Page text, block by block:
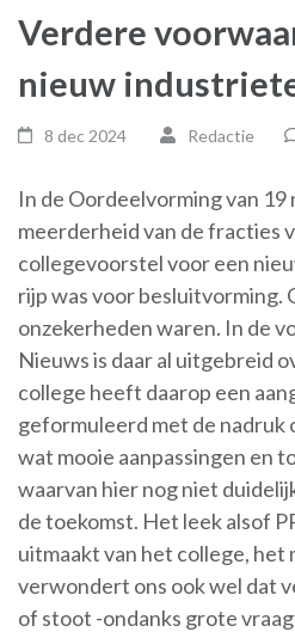
Verdere
nieuw
8 dec 2024 Redactie
In de Oordeelvorming van 19
meerderheid van de fracties
collegevoorstel voor een
rijp was voor besluitvorming.
onzekerheden waren. In de
Nieuws is daar al uitgebreid
college heeft daarop een
geformuleerd met de nadruk
wat mooie aanpassingen en
waarvan hier nog niet
de toekomst. Het leek alsof
uitmaakt van het college, het
verwondert ons ook wel dat
of stoot -ondanks grote